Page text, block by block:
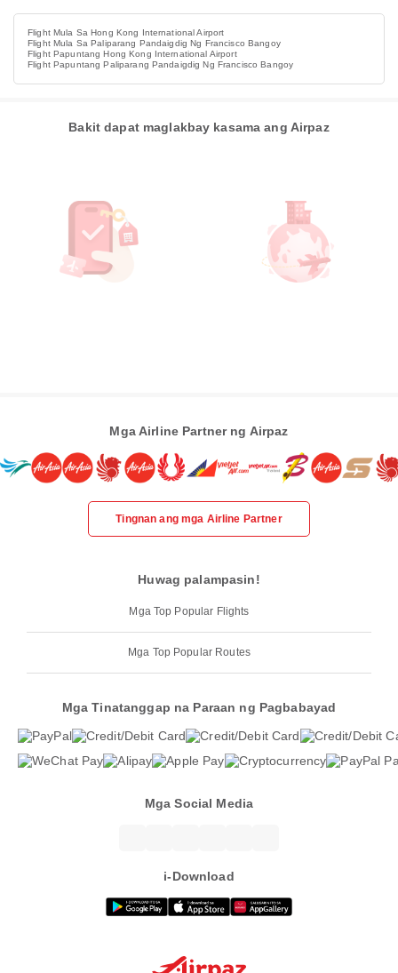
Flight Mula Sa Hong Kong International Airport
Flight Mula Sa Paliparang Pandaigdig Ng Francisco Bangoy
Flight Papuntang Hong Kong International Airport
Flight Papuntang Paliparang Pandaigdig Ng Francisco Bangoy
Bakit dapat maglakbay kasama ang Airpaz
Mga Airline Partner ng Airpaz
Tingnan ang mga Airline Partner
Huwag palampasin!
Mga Top Popular Flights
Mga Top Popular Routes
Mga Tinatanggap na Paraan ng Pagbabayad
Mga Social Media
i-Download